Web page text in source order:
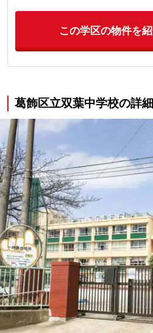
この学区の物件を
葛飾区立双葉中学校の詳